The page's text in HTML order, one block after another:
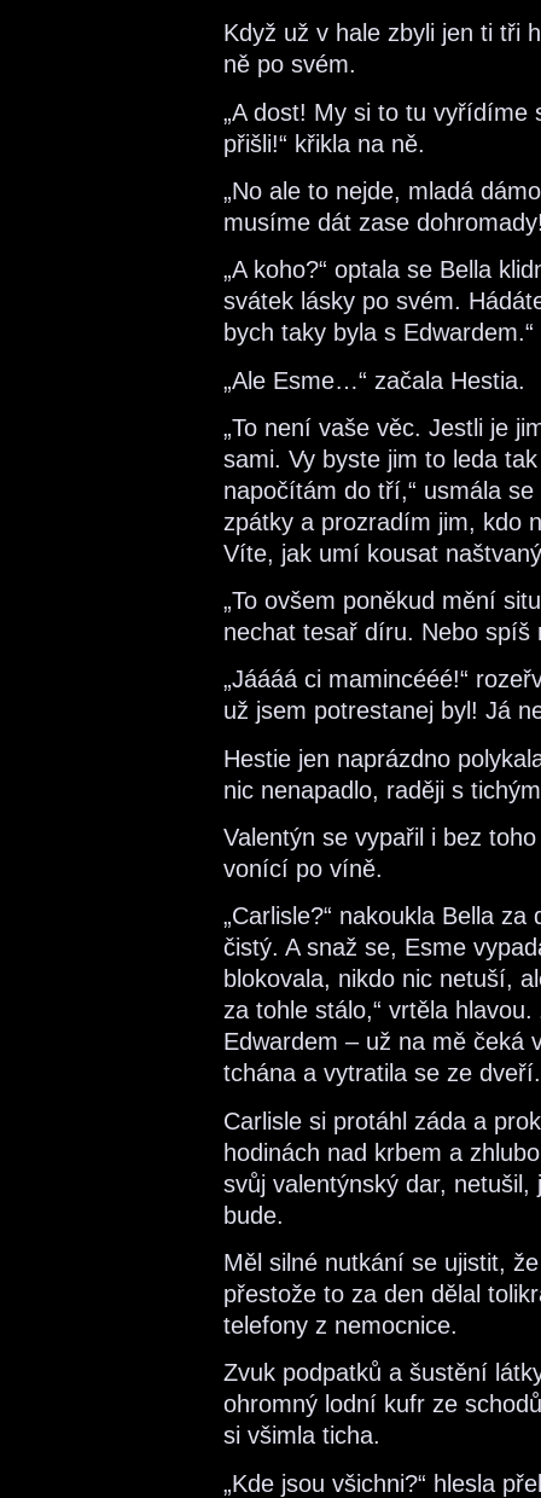
Když už v hale zbyli jen ti tři
ně po svém.
„A dost! My si to tu vyřídíme
přišli!“ křikla na ně.
„No ale to nejde, mladá
musíme dát zase
„A koho?“ optala se Bella
svátek lásky po svém.
bych taky byla s Edwardem.“
„Ale Esme…“ začala Hestia.
„To není vaše věc. Jestli je
sami. Vy byste jim to leda
napočítám do tří,“ usmála
zpátky a prozradím jim, kdo
Víte, jak umí kousat
„To ovšem poněkud mění
nechat tesař díru. Nebo spíš
„Jáááá ci mamincééé!“
už jsem potrestanej byl! Já
Hestie jen naprázdno
nic nenapadlo, raději s
Valentýn se vypařil i bez
vonící po víně.
„Carlisle?“ nakoukla Bella
čistý. A snaž se, Esme
blokovala, nikdo nic netuší,
za tohle stálo,“ vrtěla
Edwardem – už na mě čeká
tchána a vytratila se ze dveří.
Carlisle si protáhl záda a
hodinách nad krbem a
svůj valentýnský dar,
bude.
Měl silné nutkání se ujistit,
přestože to za den dělal
telefony z nemocnice.
Zvuk podpatků a šustění
ohromný lodní kufr ze
si všimla ticha.
„Kde jsou všichni?“ hlesla